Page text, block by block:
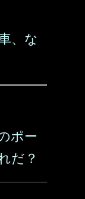
、な
ポー
だ？